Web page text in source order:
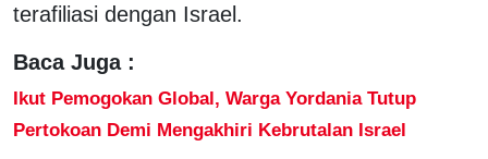
terafiliasi dengan Israel.
Baca Juga :
Ikut Pemogokan Global, Warga Yordania Tutup
Pertokoan Demi Mengakhiri Kebrutalan Israel